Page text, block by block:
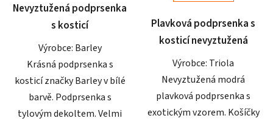
hvězdiček.
Nevyztužená podprsenka
s kosticí
Výrobce: Barley
Krásná podprsenka s
kosticí značky Barley v bílé
barvě. Podprsenka s
tylovým dekoltem. Velmi
Plavková podprsenka s
kosticí nevyztužená
Výrobce: Triola
Nevyztužená modrá
plavková podprsenka s
exotickým vzorem. Košíčky